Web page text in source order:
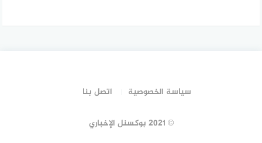
سياسة الخصوصية اتصل بنا
© 2021 بوكسنل الإخباري